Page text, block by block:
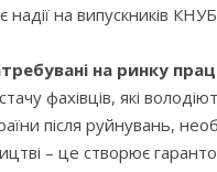
на випускників
на ринку
фахівців, які
після руйнувань,
– це створює